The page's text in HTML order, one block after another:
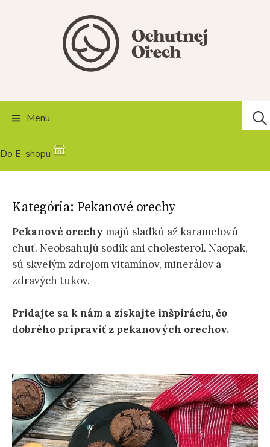
Menu
Do E-shopu
Kategória: Pekanové orechy
Pekanové orechy majú sladkú až karamelovú
chuť. Neobsahujú sodík ani cholesterol. Naopak,
sú skvelým zdrojom vitamínov, minerálov a
zdravých tukov.
Pridajte sa k nám a získajte inšpiráciu, čo
dobrého pripraviť z pekanových orechov.